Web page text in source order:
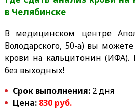
в Челябинске
В медицинском центре
Володарского, 50-а) вы
крови на кальцитонин (ИФА).
без выходных!
Срок выполнения:2 дня
Цена: 830 руб.